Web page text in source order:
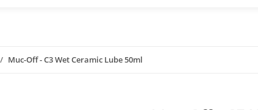
Muc-Off - C3 Wet Ceramic Lube 50ml